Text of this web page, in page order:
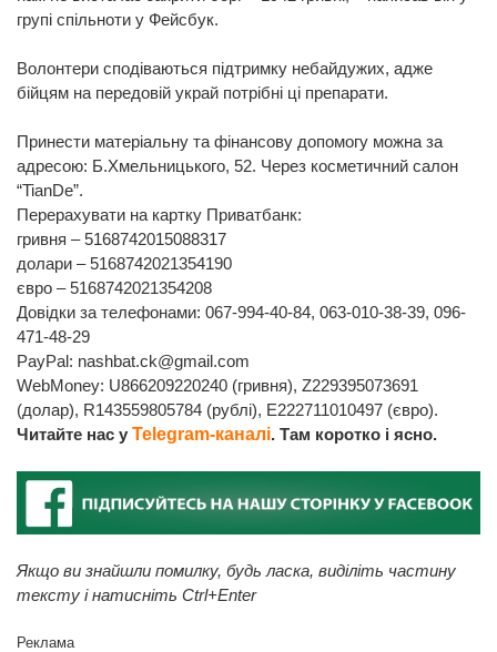
групі спільноти у Фейсбук.
Волонтери сподіваються підтримку небайдужих, адже
бійцям на передовій украй потрібні ці препарати.
Принести матеріальну та фінансову допомогу можна за
адресою: Б.Хмельницького, 52. Через косметичний салон
“TianDe”.
Перерахувати на картку Приватбанк:
гривня – 5168742015088317
долари – 5168742021354190
євро – 5168742021354208
Довідки за телефонами: 067-994-40-84, 063-010-38-39, 096-
471-48-29
PayPal: nashbat.ck@gmail.com
WebMoney: U866209220240 (гривня), Z229395073691
(долар), R143559805784 (рублі), E222711010497 (євро).
Читайте нас у Telegram-каналі. Там коротко і ясно.
Якщо ви знайшли помилку, будь ласка, виділіть частину
тексту і натисніть Ctrl+Enter
Реклама